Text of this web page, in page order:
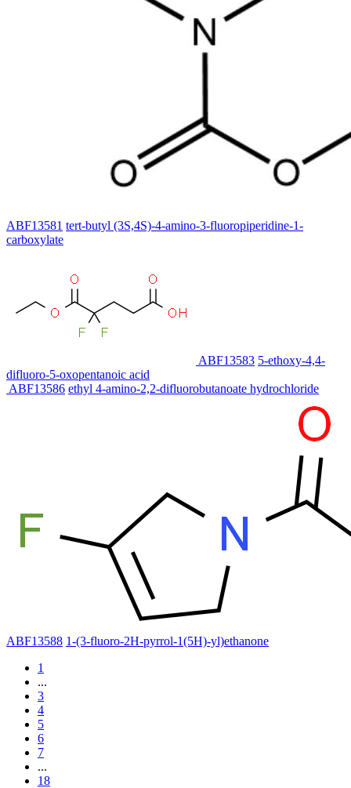
ABF13581 tert-butyl (3S,4S)-4-amino-3-fluoropiperidine-1-
carboxylate
ABF13583 5-ethoxy-4,4-
difluoro-5-oxopentanoic acid
ABF13586 ethyl 4-amino-2,2-difluorobutanoate hydrochloride
ABF13588 1-(3-fluoro-2H-pyrrol-1(5H)-yl)ethanone
1
...
3
4
5
6
7
...
18